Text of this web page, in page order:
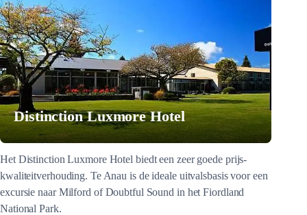
Distinction Luxmore Hotel
Het Distinction Luxmore Hotel biedt een zeer goede prijs-
kwaliteitverhouding. Te Anau is de ideale uitvalsbasis voor een
excursie naar Milford of Doubtful Sound in het Fiordland
National Park.